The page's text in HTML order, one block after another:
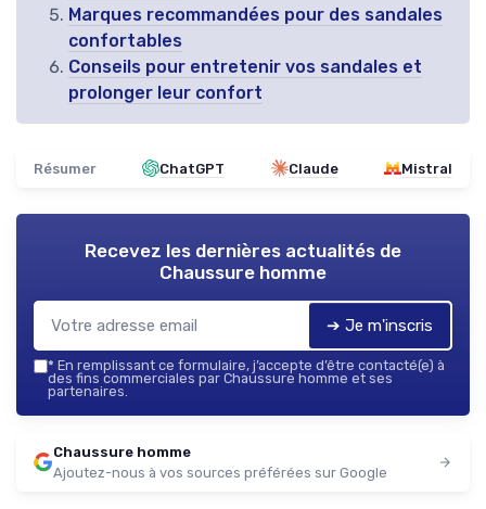
Marques recommandées pour des sandales
confortables
Conseils pour entretenir vos sandales et
prolonger leur confort
Résumer ChatGPT Claude Mistral
Recevez les dernières actualités de
Chaussure homme
➔ Je m'inscris
* En remplissant ce formulaire, j’accepte d’être contacté(e) à
des fins commerciales par Chaussure homme et ses
partenaires.
Chaussure homme
Ajoutez-nous à vos sources préférées sur Google